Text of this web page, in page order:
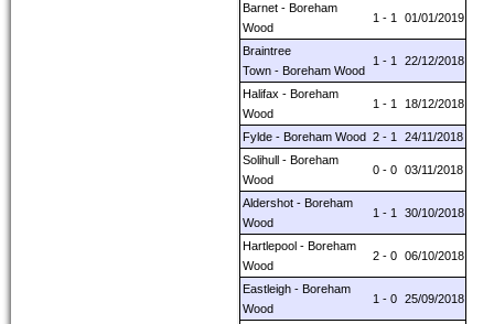
Barnet - Boreham
Wood
1 - 1 01/01/2019
Braintree
Town - Boreham Wood
1 - 1 22/12/2018
Halifax - Boreham
Wood
1 - 1 18/12/2018
Fylde - Boreham Wood 2 - 1
24/11/2018
Solihull - Boreham
Wood
0 - 0 03/11/2018
Aldershot - Boreham
Wood
1 - 1 30/10/2018
Hartlepool - Boreham
Wood
2 - 0 06/10/2018
Eastleigh - Boreham
Wood
1 - 0 25/09/2018